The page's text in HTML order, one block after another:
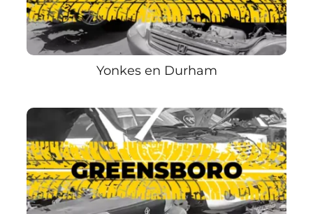
Yonkes en Durham